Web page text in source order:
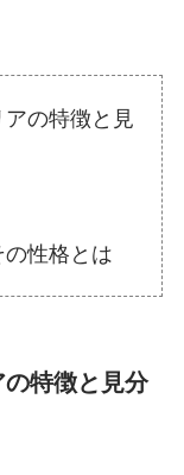
の特徴と見
性格とは
特徴と見分